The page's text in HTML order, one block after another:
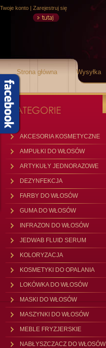
Twoje konto | Zarejestruj się
Strona główna Wysyłka
AKCESORIA KOSMETYCZNE
AMPUŁKI DO WŁOSÓW
ARTYKUŁY JEDNORAZOWE
DEZYNFEKCJA
FARBY DO WŁOSÓW
GUMA DO WŁOSÓW
INFRAZON DO WŁOSÓW
JEDWAB FLUID SERUM
KOLORYZACJA
KOSMETYKI DO OPALANIA
LOKÓWKA DO WŁOSÓW
MASKI DO WŁOSÓW
MASZYNKI DO WŁOSÓW
MEBLE FRYZJERSKIE
NABŁYSZCZACZ DO WŁOSÓW